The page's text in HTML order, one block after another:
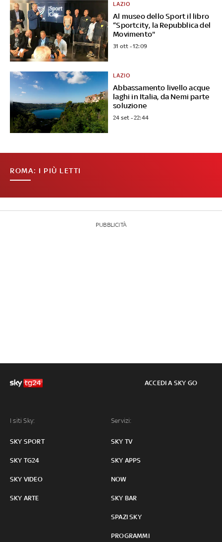
Al museo dello Sport il libro
“Sportcity, la Repubblica del
Movimento"
LAZIO
31 ott - 12:09
Abbassamento livello acque
laghi in Italia, da Nemi parte
soluzione
LAZIO
24 set - 22:44
ROMA: I PIÙ LETTI
PUBBLICITÀ
I siti Sky:
SKY SPORT
SKY TG24
SKY VIDEO
SKY ARTE
Servizi:
SKY TV
SKY APPS
NOW
SKY BAR
SPAZI SKY
PROGRAMMI
ACCEDI A SKY GO